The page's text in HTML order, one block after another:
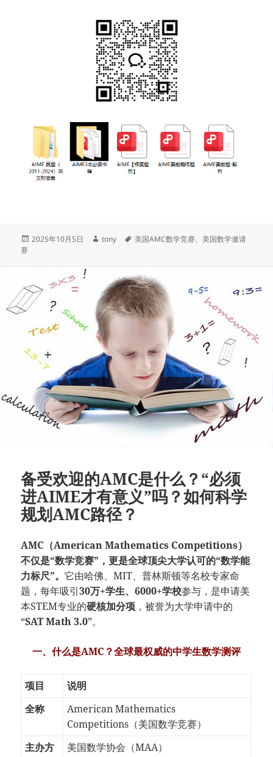
发
2025年10月5日
作
tony
标
美国AMC数学竞赛、美国数学邀请
赛
备受欢迎的AMC是什么？“必须
进AIME才有意义”吗？如何科学
规划AMC路径？
AMC（American Mathematics Competitions）
不仅是“数学竞赛”，更是全球顶尖大学认可的“数学能
力标尺”。它由哈佛、MIT、普林斯顿等名校专家命
题，每年吸引30万+学生、6000+学校参与，是申请美
本STEM专业的硬核加分项 ，被誉为大学申请中的
“SAT Math 3.0”。
一、什么是AMC？全球最权威的中学生数学测评
项目
说明
全称
American Mathematics
Competitions（美国数学竞赛）
主办方
美国数学协会（MAA）